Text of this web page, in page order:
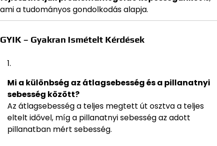
ami a tudományos gondolkodás alapja.
GYIK – Gyakran Ismételt Kérdések
Mi a különbség az átlagsebesség és a pillanatnyi
sebesség között?
Az átlagsebesség a teljes megtett út osztva a teljes
eltelt idővel, míg a pillanatnyi sebesség az adott
pillanatban mért sebesség.